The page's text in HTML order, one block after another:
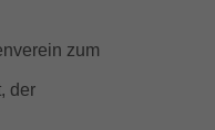
zum
der